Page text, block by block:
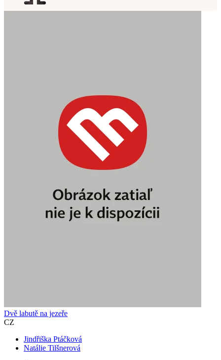
Dvě labutě na jezeře
CZ
Jindřiška Ptáčková
Natálie Tilšnerová